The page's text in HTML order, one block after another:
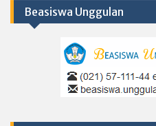
Beasiswa Unggulan